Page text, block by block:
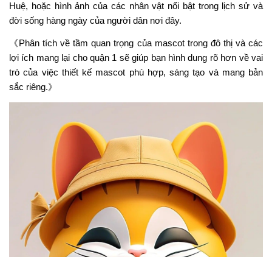
Huệ, hoặc hình ảnh của các nhân vật nổi bật trong lịch sử và
đời sống hàng ngày của người dân nơi đây.
《Phân tích về tầm quan trọng của mascot trong đô thị và các
lợi ích mang lại cho quận 1 sẽ giúp bạn hình dung rõ hơn về vai
trò của việc thiết kế mascot phù hợp, sáng tạo và mang bản
sắc riêng.》